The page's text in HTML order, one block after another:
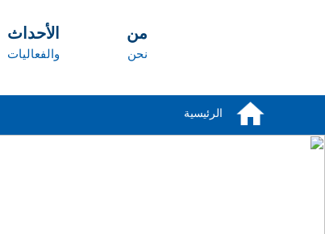
من
نحن
الأحداث
والفعاليات
الرئيسية